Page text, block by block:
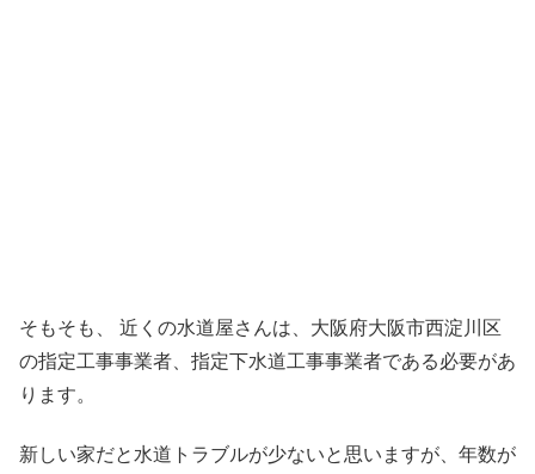
そもそも、 近くの水道屋さんは、大阪府大阪市西淀川区
の指定工事事業者、指定下水道工事事業者である必要があ
ります。
新しい家だと水道トラブルが少ないと思いますが、年数が